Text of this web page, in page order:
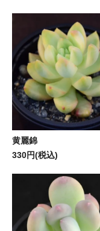
黄麗錦
330円(税込)